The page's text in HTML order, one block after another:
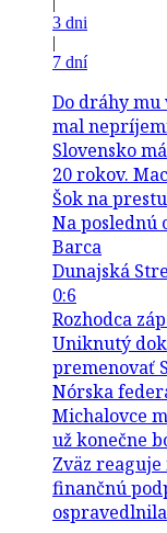
3 dni
|
7 dní